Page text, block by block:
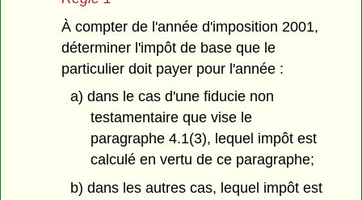
À compter de l'année d'imposition 2001,
déterminer l'impôt de base que le
particulier doit payer pour l'année :
a) dans le cas d'une fiducie non
testamentaire que vise le
paragraphe 4.1(3), lequel impôt est
calculé en vertu de ce paragraphe;
b) dans les autres cas, lequel impôt est